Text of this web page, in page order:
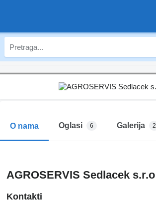
O nama Oglasi 6 Galerija 2
AGROSERVIS Sedlacek s.r.o
Kontakti